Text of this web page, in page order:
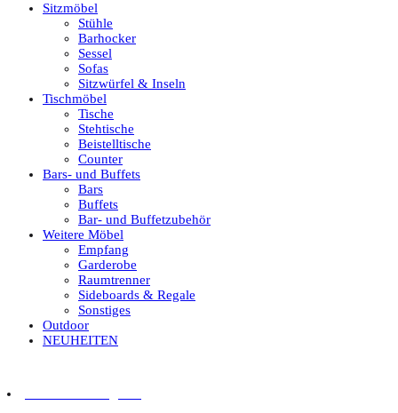
Sitzmöbel
Stühle
Barhocker
Sessel
Sofas
Sitzwürfel & Inseln
Tischmöbel
Tische
Stehtische
Beistelltische
Counter
Bars- und Buffets
Bars
Buffets
Bar- und Buffetzubehör
Weitere Möbel
Empfang
Garderobe
Raumtrenner
Sideboards & Regale
Sonstiges
Outdoor
NEUHEITEN